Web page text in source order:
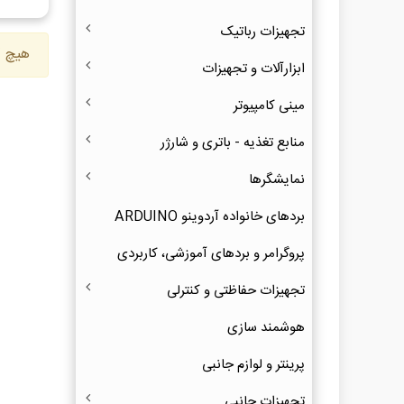
تجهیزات رباتیک
ابزارآلات و تجهیزات
مینی کامپیوتر
منابع تغذیه - باتری و شارژر
نمایشگرها
بردهای خانواده آردوینو ARDUINO
پروگرامر و بردهای آموزشی، کاربردی
تجهیزات حفاظتی و کنترلی
هوشمند سازی
پرینتر و لوازم جانبی
هیچ